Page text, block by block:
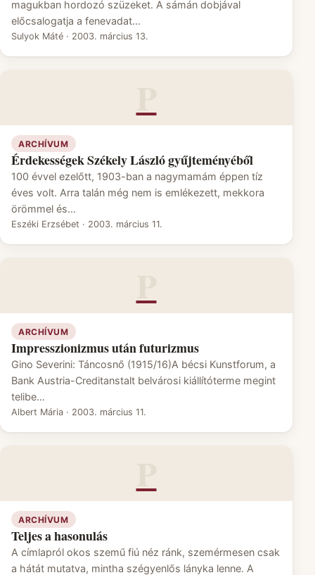
magukban hordozó szüzeket. A sámán dobjával
előcsalogatja a fenevadat…
Sulyok Máté · 2003. március 13.
ARCHÍVUM
Érdekességek Székely László gyűjteményéből
100 évvel ezelőtt, 1903-ban a nagymamám éppen tíz
éves volt. Arra talán még nem is emlékezett, mekkora
örömmel és…
Eszéki Erzsébet · 2003. március 11.
ARCHÍVUM
Impresszionizmus után futurizmus
Gino Severini: Táncosnő (1915/16)A bécsi Kunstforum, a
Bank Austria-Creditanstalt belvárosi kiállítóterme megint
telibe…
Albert Mária · 2003. március 11.
ARCHÍVUM
Teljes a hasonulás
A címlapról okos szemű fiú néz ránk, szemérmesen csak
a hátát mutatva, mintha szégyenlős lányka lenne. A